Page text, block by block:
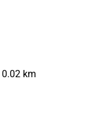
0.02 km